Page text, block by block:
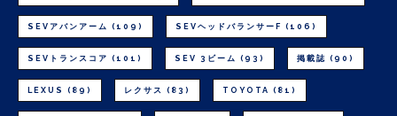
SEVアバンアーム (109) SEVヘッドバランサーF (106)
SEVトランスコア (101) SEV 3ビーム (93) 掲載誌 (90)
LEXUS (89) レクサス (83) TOYOTA (81)